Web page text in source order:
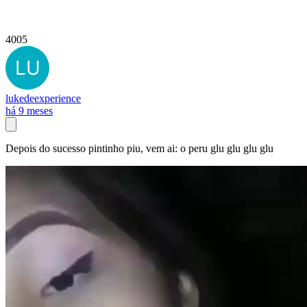
4005
lukedeexperience
há 9 meses
Depois do sucesso pintinho piu, vem ai: o peru glu glu glu glu